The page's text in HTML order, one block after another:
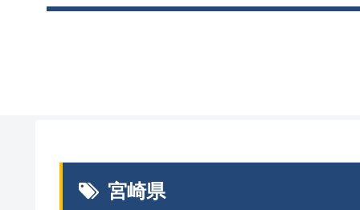
宮崎県